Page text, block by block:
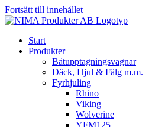
Fortsätt till innehållet
Start
Produkter
Båtupptagningsvagnar
Däck, Hjul & Fälg m.m.
Fyrhjuling
Rhino
Viking
Wolverine
YFM125